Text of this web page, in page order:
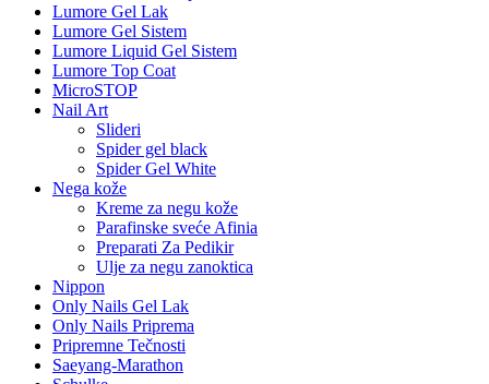
Lumore Gel Lak
Lumore Gel Sistem
Lumore Liquid Gel Sistem
Lumore Top Coat
MicroSTOP
Nail Art
Slideri
Spider gel black
Spider Gel White
Nega kože
Kreme za negu kože
Parafinske sveće Afinia
Preparati Za Pedikir
Ulje za negu zanoktica
Nippon
Only Nails Gel Lak
Only Nails Priprema
Pripremne Tečnosti
Saeyang-Marathon